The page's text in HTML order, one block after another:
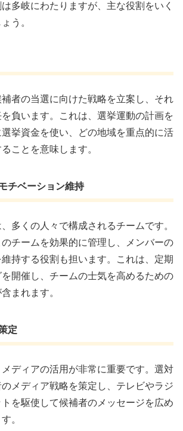
多岐にわたりますが、主な役割をいく
う。
者の当選に向けた戦略を立案し、それ
負います。これは、選挙運動の計画を
挙資金を使い、どの地域を重点的に活
ことを意味します。
チベーション維持
多くの人々で構成されるチームです。
チームを効果的に管理し、メンバーの
持する役割も担います。これは、定期
開催し、チームの士気を高めるための
まれます。
定
ディアの活用が非常に重要です。選対
メディア戦略を策定し、テレビやラジ
を駆使して候補者のメッセージを広め
。